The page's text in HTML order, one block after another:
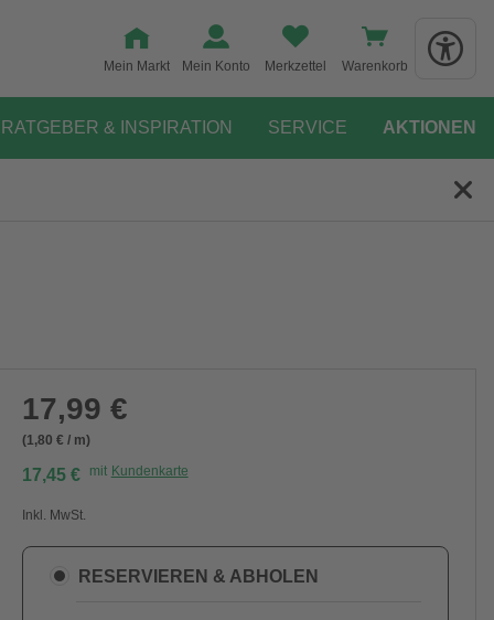
Mein Markt Mein Konto Merkzettel Warenkorb
RATGEBER & INSPIRATION SERVICE AKTIONEN
17,99 €
(1,80 € / m)
17,45 € mit Kundenkarte
Inkl. MwSt.
RESERVIEREN & ABHOLEN